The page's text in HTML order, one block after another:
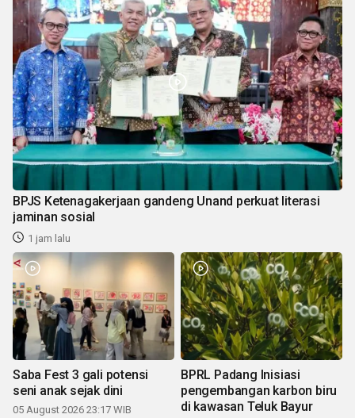
BPJS Ketenagakerjaan gandeng Unand perkuat literasi
jaminan sosial
1 jam lalu
Saba Fest 3 gali potensi
seni anak sejak dini
05 August 2026 23:17 WIB
BPRL Padang Inisiasi
pengembangan karbon biru
di kawasan Teluk Bayur